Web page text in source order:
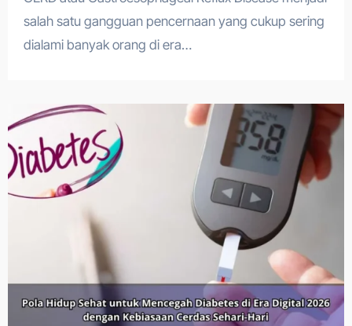
salah satu gangguan pencernaan yang cukup sering
dialami banyak orang di era…